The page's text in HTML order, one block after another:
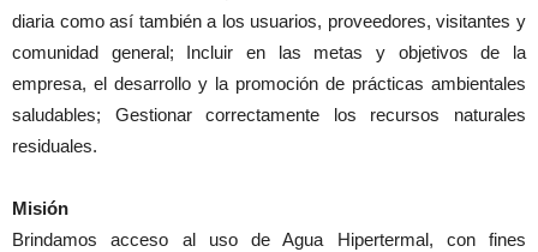
diaria como así también a los usuarios, proveedores, visitantes y
comunidad general; Incluir en las metas y objetivos de la
empresa, el desarrollo y la promoción de prácticas ambientales
saludables; Gestionar correctamente los recursos naturales
residuales.
Misión
Brindamos acceso al uso de Agua Hipertermal, con fines